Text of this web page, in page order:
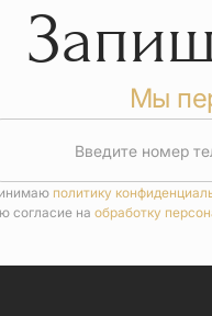
Мы
Введите номер
политику
согласие на обработку